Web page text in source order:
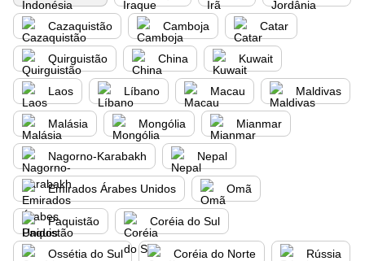
Cazaquistão Camboja Catar
Quirguistão China Kuwait
Laos Líbano Macau Maldivas
Malásia Mongólia Mianmar
Nagorno-Karabakh Nepal
Emirados Árabes Unidos Omã
Paquistão Coréia do Sul
Ossétia do Sul Coréia do Norte Rússia